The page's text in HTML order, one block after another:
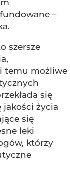
–
szersze
temu możliwe
się
jakości życia
się
leki
którzy